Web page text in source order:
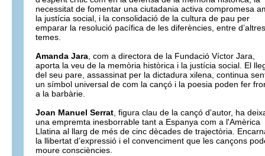
necessitat de fomentar una ciutadania activa compromesa
la justícia social, i la consolidació de la cultura de pau per
emparar la resolució pacífica de les diferències, entre d’altres
temes.
Amanda Jara, com a directora de la Fundació Víctor Jara,
aporta la veu de la memòria històrica i la justícia social. El
del seu pare, assassinat per la dictadura xilena, continua
un símbol universal de com la cançó i la poesia poden fer
a la barbàrie.
Joan Manuel Serrat, figura clau de la cançó d'autor, ha
una empremta inesborrable tant a Espanya com a l'Amèrica
Llatina al llarg de més de cinc dècades de trajectòria.
la llibertat d’expressió i el convenciment que les cançons
moure consciències.